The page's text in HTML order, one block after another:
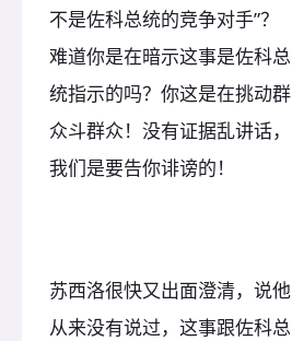
不是佐科总统的竞争对手”？
难道你是在暗示这事是佐科总
统指示的吗？你这是在挑动群
众斗群众！没有证据乱讲话，
我们是要告你诽谤的！
苏西洛很快又出面澄清，说他
从来没有说过，这事跟佐科总